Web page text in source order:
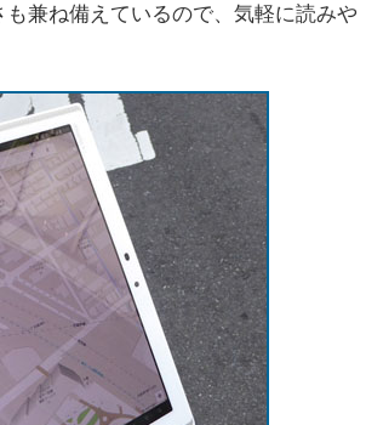
兼ね備えているので、気軽に読みや